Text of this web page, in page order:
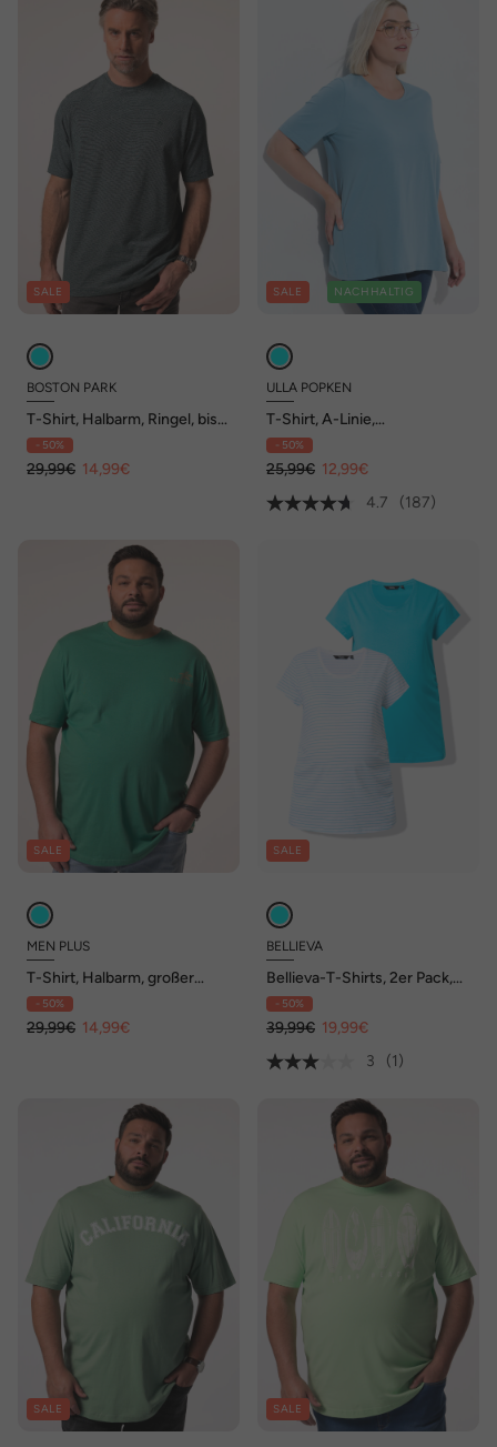
SALE
BOSTON PARK
T-Shirt, Halbarm, Ringel, bis
84/86
- 50%
29,99€ 14,99€
SALE NACHHALTIG
ULLA POPKEN
T-Shirt, A-Linie,
Rundhalsausschnitt, Halbarm
- 50%
25,99€ 12,99€
4.7
(187)
SALE
MEN PLUS
T-Shirt, Halbarm, großer
Rücken-Print, Rundhals, bis 8
XL- 50%
29,99€ 14,99€
SALE
BELLIEVA
Bellieva-T-Shirts, 2er Pack,
Halbarm, seitl. Raffung
- 50%
39,99€ 19,99€
3
(1)
SALE SALE